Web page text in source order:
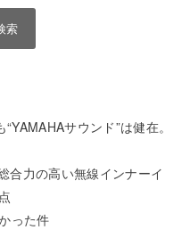
索
サウンド”は健在。
合力の高い無線インナーイ
った件